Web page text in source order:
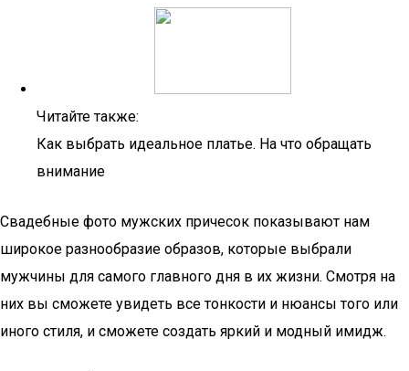
Читайте также:
Как выбрать идеальное платье. На что обращать
внимание
Свадебные фото мужских причесок показывают нам
широкое разнообразие образов, которые выбрали
мужчины для самого главного дня в их жизни. Смотря на
них вы сможете увидеть все тонкости и нюансы того или
иного стиля, и сможете создать яркий и модный имидж.